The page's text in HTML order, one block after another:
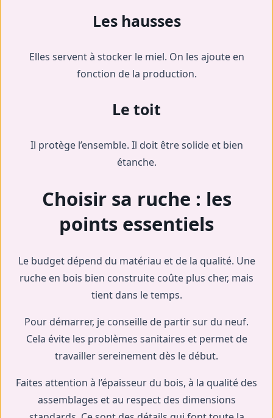
Les hausses
Elles servent à stocker le miel. On les ajoute en
fonction de la production.
Le toit
Il protège l’ensemble. Il doit être solide et bien
étanche.
Choisir sa ruche : les
points essentiels
Le budget dépend du matériau et de la qualité. Une
ruche en bois bien construite coûte plus cher, mais
tient dans le temps.
Pour démarrer, je conseille de partir sur du neuf.
Cela évite les problèmes sanitaires et permet de
travailler sereinement dès le début.
Faites attention à l’épaisseur du bois, à la qualité des
assemblages et au respect des dimensions